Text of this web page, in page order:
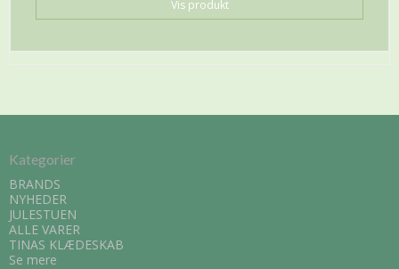
Vis produkt
Kategorier
BRANDS
NYHEDER
JULESTUEN
ALLE VARER
TINAS KLÆDESKAB
Se mere